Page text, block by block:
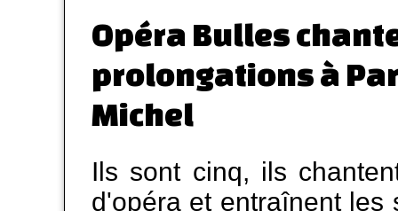
Opéra Bulles
prolongations à
Michel
Ils sont cinq, ils
d'opéra et entraînent les